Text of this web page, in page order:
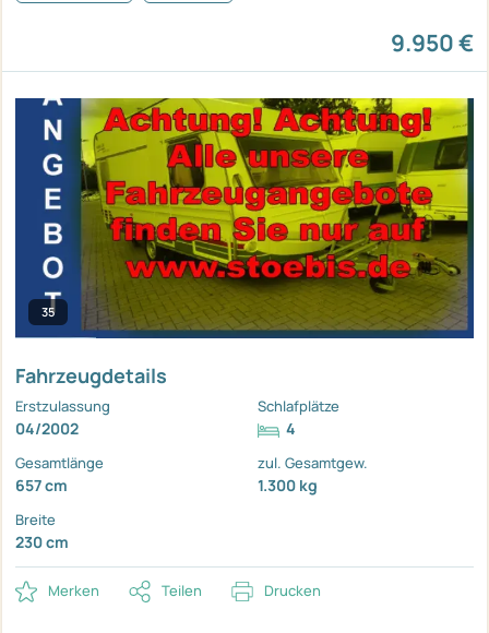
9.950 €
35
Fahrzeugdetails
Erstzulassung
04/2002
Schlafplätze
4
Gesamtlänge
657 cm
zul. Gesamtgew.
1.300 kg
Breite
230 cm
Merken Teilen Drucken